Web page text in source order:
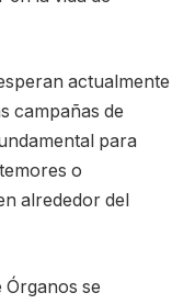
actualmente
campañas de
para
o
alrededor del
Órganos se